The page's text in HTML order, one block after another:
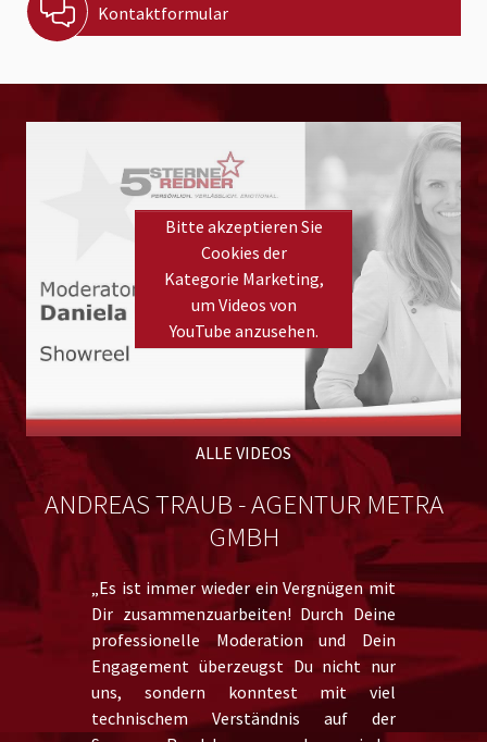
Kontaktformular
Bitte akzeptieren Sie
Cookies der
Kategorie Marketing,
um Videos von
YouTube anzusehen.
to view this YouTube
content.
ALLE VIDEOS
ANDREAS TRAUB - AGENTUR METRA
GMBH
„Es ist immer wieder ein Vergnügen mit
Dir zusammenzuarbeiten! Durch Deine
professionelle Moderation und Dein
Engagement überzeugst Du nicht nur
uns, sondern konntest mit viel
technischem Verständnis auf der